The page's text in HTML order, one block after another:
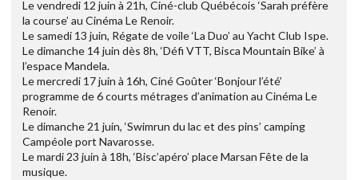
Le vendredi 12 juin à 21h, Ciné-club Québécois ‘Sarah préfère
la course’ au Cinéma Le Renoir.
Le samedi 13 juin, Régate de voile ‘La Duo’ au Yacht Club Ispe.
Le dimanche 14 juin dès 8h, ‘Défi VTT, Bisca Mountain Bike’ à
l’espace Mandela.
Le mercredi 17 juin à 16h, Ciné Goûter ‘Bonjour l’été’
programme de 6 courts métrages d’animation au Cinéma Le
Renoir.
Le dimanche 21 juin, ‘Swimrun du lac et des pins’ camping
Campéole port Navarosse.
Le mardi 23 juin à 18h, ‘Bisc’apéro’ place Marsan Fête de la
musique.